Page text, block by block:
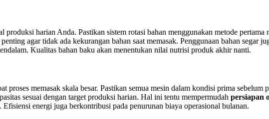
harian Anda. Pastikan sistem rotasi bahan menggunakan metode
agar tidak ada kekurangan bahan saat memasak. Penggunaan bahan segar
Kualitas bahan baku akan menentukan nilai nutrisi produk akhir nanti.
proses memasak skala besar. Pastikan semua mesin dalam kondisi prima
sesuai dengan target produksi harian. Hal ini tentu mempermudah persiapan
energi juga berkontribusi pada penurunan biaya operasional bulanan.